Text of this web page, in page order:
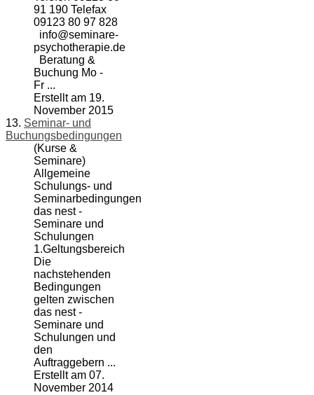
91 190 Telefax
09123 80 97 828
info@seminare-
psychotherapie.de
Beratung &
Buchung Mo -
Fr ...
Erstellt am 19.
November 2015
13. Seminar- und
Buchungsbedingungen
(Kurse &
Seminare)
Allgemeine
Schulungs- und
Seminarbedingungen
das nest -
Seminare und
Schulungen
1.Geltungsbereich
Die
nachstehenden
Bedingungen
gelten zwischen
das nest -
Seminare und
Schulungen und
den
Auftraggebern ...
Erstellt am 07.
November 2014